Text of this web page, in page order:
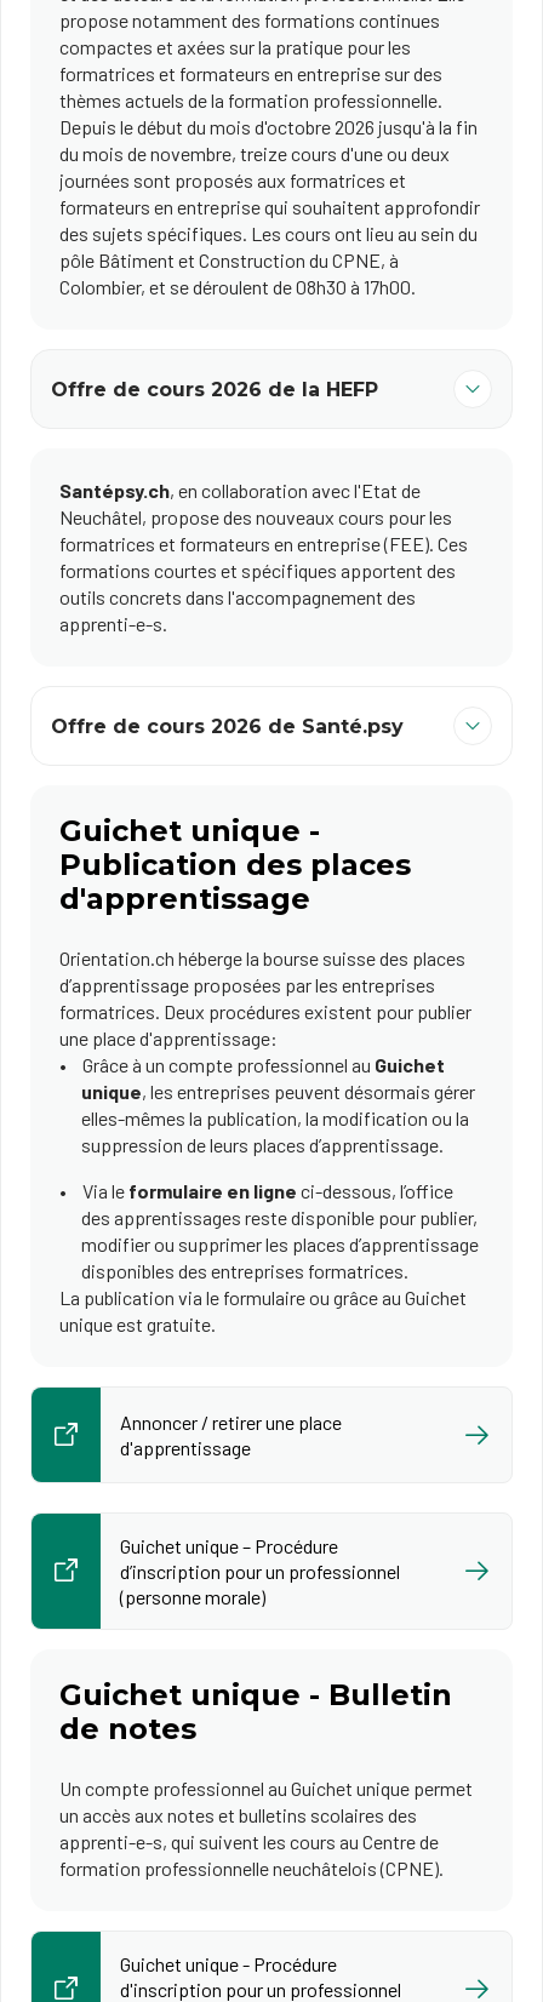
propose notamment des formations continues
compactes et axées sur la pratique pour les
formatrices et formateurs en entreprise sur des
thèmes actuels de la formation professionnelle.
Depuis le début du mois d'octobre 2026 jusqu'à la fin
du mois de novembre, treize cours d'une ou deux
journées sont proposés aux formatrices et
formateurs en entreprise qui souhaitent approfondir
des sujets spécifiques. Les cours ont lieu au sein du
pôle Bâtiment et Construction du CPNE, à
Colombier, et se déroulent de 08h30 à 17h00.
Offre de cours 2026 de la HEFP
Santépsy.ch, en collaboration avec l'Etat de
Neuchâtel, propose des nouveaux cours pour les
formatrices et formateurs en entreprise (FEE). Ces
formations courtes et spécifiques apportent des
outils concrets dans l'accompagnement des
apprenti-e-s.
Offre de cours 2026 de Santé.psy
Guichet unique -
Publication des places
d'apprentissage
Orientation.ch héberge la bourse suisse des places
d’apprentissage proposées par les entreprises
formatrices. Deux procédures existent pour publier
une place d'apprentissage:
Grâce à un compte professionnel au Guichet
unique, les entreprises peuvent désormais gérer
elles-mêmes la publication, la modification ou la
suppression de leurs places d’apprentissage.
Via le formulaire en ligne ci-dessous, l’office
des apprentissages reste disponible pour publier,
modifier ou supprimer les places d’apprentissage
disponibles des entreprises formatrices.
La publication via le formulaire ou grâce au Guichet
unique est gratuite.
Annoncer / retirer une place
d'apprentissage
Guichet unique – Procédure
d’inscription pour un professionnel
(personne morale)
Guichet unique - Bulletin
de notes
Un compte professionnel au Guichet unique permet
un accès aux notes et bulletins scolaires des
apprenti-e-s, qui suivent les cours au Centre de
formation professionnelle neuchâtelois (CPNE).
Guichet unique - Procédure
d'inscription pour un professionnel